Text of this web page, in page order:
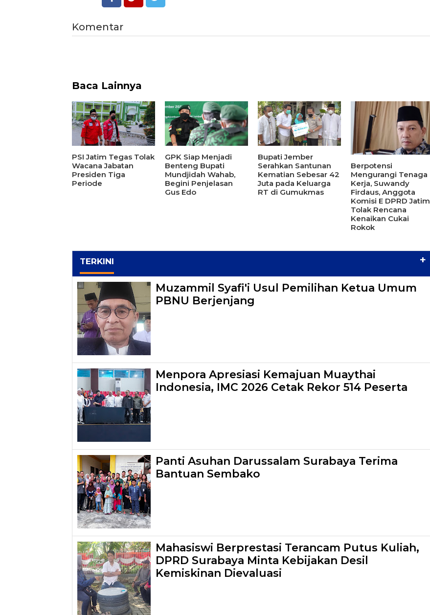
Komentar
Baca Lainnya
PSI Jatim Tegas Tolak
Wacana Jabatan
Presiden Tiga
Periode
GPK Siap Menjadi
Benteng Bupati
Mundjidah Wahab,
Begini Penjelasan
Gus Edo
Bupati Jember
Serahkan Santunan
Kematian Sebesar 42
Juta pada Keluarga
RT di Gumukmas
Berpotensi
Mengurangi Tenaga
Kerja, Suwandy
Firdaus, Anggota
Komisi E DPRD Jatim
Tolak Rencana
Kenaikan Cukai
Rokok
TERKINI +
Muzammil Syafi'i Usul Pemilihan Ketua Umum
PBNU Berjenjang
Menpora Apresiasi Kemajuan Muaythai
Indonesia, IMC 2026 Cetak Rekor 514 Peserta
Panti Asuhan Darussalam Surabaya Terima
Bantuan Sembako
Mahasiswi Berprestasi Terancam Putus Kuliah,
DPRD Surabaya Minta Kebijakan Desil
Kemiskinan Dievaluasi